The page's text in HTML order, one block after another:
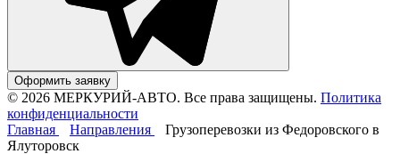
Оформить заявку
© 2026 МЕРКУРИЙ-АВТО. Все права защищены. Политика
конфиденциальности
Главная
Направления
Грузоперевозки из Федоровского в
Ялуторовск